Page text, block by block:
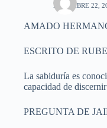
DICIEMBRE 22,
AMADO
ESCRITO DE
La sabiduría es
capacidad de
PREGUNTA DE